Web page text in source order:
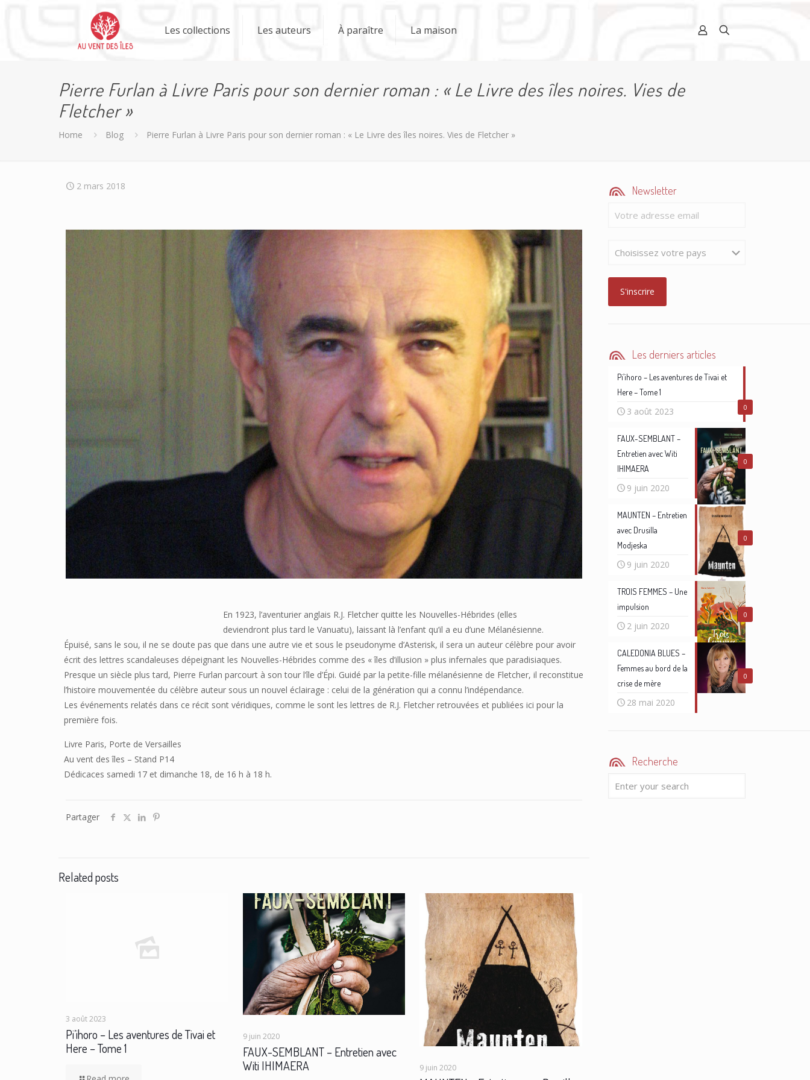
Les collections Les auteurs À paraître La maison
Pierre Furlan à Livre Paris pour son dernier roman : « Le Livre des îles noires. Vies de
Fletcher »
Home Blog Pierre Furlan à Livre Paris pour son dernier roman : « Le Livre des îles noires. Vies de Fletcher »
2 mars 2018
En 1923, l’aventurier anglais R.J. Fletcher quitte les Nouvelles-Hébrides (elles
deviendront plus tard le Vanuatu), laissant là l’enfant qu’il a eu d’une Mélanésienne.
Épuisé, sans le sou, il ne se doute pas que dans une autre vie et sous le pseudonyme d’Asterisk, il sera un auteur célèbre pour avoir
écrit des lettres scandaleuses dépeignant les Nouvelles-Hébrides comme des « îles d’illusion » plus infernales que paradisiaques.
Presque un siècle plus tard, Pierre Furlan parcourt à son tour l’île d’Épi. Guidé par la petite-fille mélanésienne de Fletcher, il reconstitue
l’histoire mouvementée du célèbre auteur sous un nouvel éclairage : celui de la génération qui a connu l’indépendance.
Les événements relatés dans ce récit sont véridiques, comme le sont les lettres de R.J. Fletcher retrouvées et publiées ici pour la
première fois.
Livre Paris, Porte de Versailles
Au vent des îles – Stand P14
Dédicaces samedi 17 et dimanche 18, de 16 h à 18 h.
Partager
Related posts
3 août 2023
Pi’ihoro – Les aventures de Tivai et
Here – Tome 1
9 juin 2020
FAUX-SEMBLANT – Entretien avec
Witi IHIMAERA
9 juin 2020
Newsletter
Les derniers articles
0
Pi’ihoro – Les aventures de Tivai et
Here – Tome 1
3 août 2023
0
FAUX-SEMBLANT –
Entretien avec Witi
IHIMAERA
9 juin 2020
0
MAUNTEN – Entretien
avec Drusilla
Modjeska
9 juin 2020
0
TROIS FEMMES – Une
impulsion
2 juin 2020
0
CALEDONIA BLUES –
Femmes au bord de la
crise de mère
28 mai 2020
Recherche